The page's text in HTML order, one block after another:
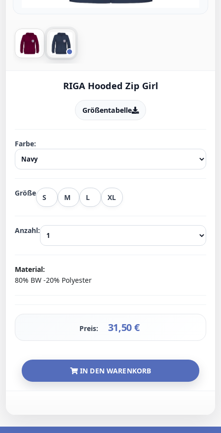
RIGA Hooded Zip Girl
Größentabelle
Farbe:
Größe S M L XL
Anzahl:
Material:
80% BW -20% Polyester
Preis: 31,50€
IN DEN WARENKORB